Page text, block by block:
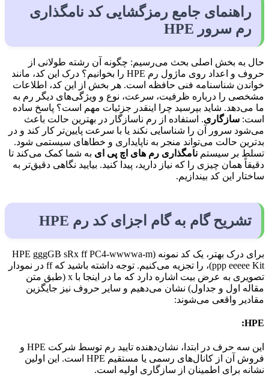
راهنمای جامع رمزگشایی کد نامگذاری
رم سرور HPE
حال به بخش اصلی بحث می‌رسیم: چگونه آن رشته طولانی از
حروف و اعداد روی ماژول رم HPE را بخوانیم؟ درک این کد، مانند
خواندن شناسنامه فنی حافظه است. هر بخش از این کد، اطلاعات
مشخصی را درباره ظرفیت، سرعت، نوع و ویژگی‌های دیگر رم به
ما می‌دهد. شاید بپرسید چرا اینقدر جزئیات مهم است؟ پاسخ ساده
است: سازگاری. استفاده از رم ناسازگار در بهترین حالت باعث
می‌شود سرور آن را شناسایی نکند یا با سرعت پایین‌تر کار کند و در
بدترین حالت می‌تواند منجر به ناپایداری و خطاهای سیستمی شود.
تسلط بر سیستم نامگذاری رم های اچ پی ای به شما کمک می‌کند تا
دقیقاً همان چیزی را که نیاز دارید، پیدا کنید. بیایید نگاهی دقیق‌تر به
ساختار این کد بیندازیم.
تشریح گام به گام اجزای کد رم HPE
برای درک بهتر، یک کد نمونه (HPE gggGB sRx ff PC4-wwwwa-m
ppp eeeee Kit)، را تجزیه می‌کنیم. توجه داشته باشید که ff در نمودار
تصویری به عرض بیت اشاره دارد که ما در اینجا با x (طبق متن
مقاله اول و جداول) نشان می‌دهیم و سایر حروف نیز جایگزین
مقادیر واقعی می‌شوند:
HPE:
این سه حرف در ابتدا، نشان‌دهنده تایید رم توسط شرکت HPE و
فروش آن از کانال‌های رسمی یا مستقیم HPE است. این اولین
نشانه برای اطمینان از سازگاری اولیه است.